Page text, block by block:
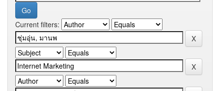
Current filters: